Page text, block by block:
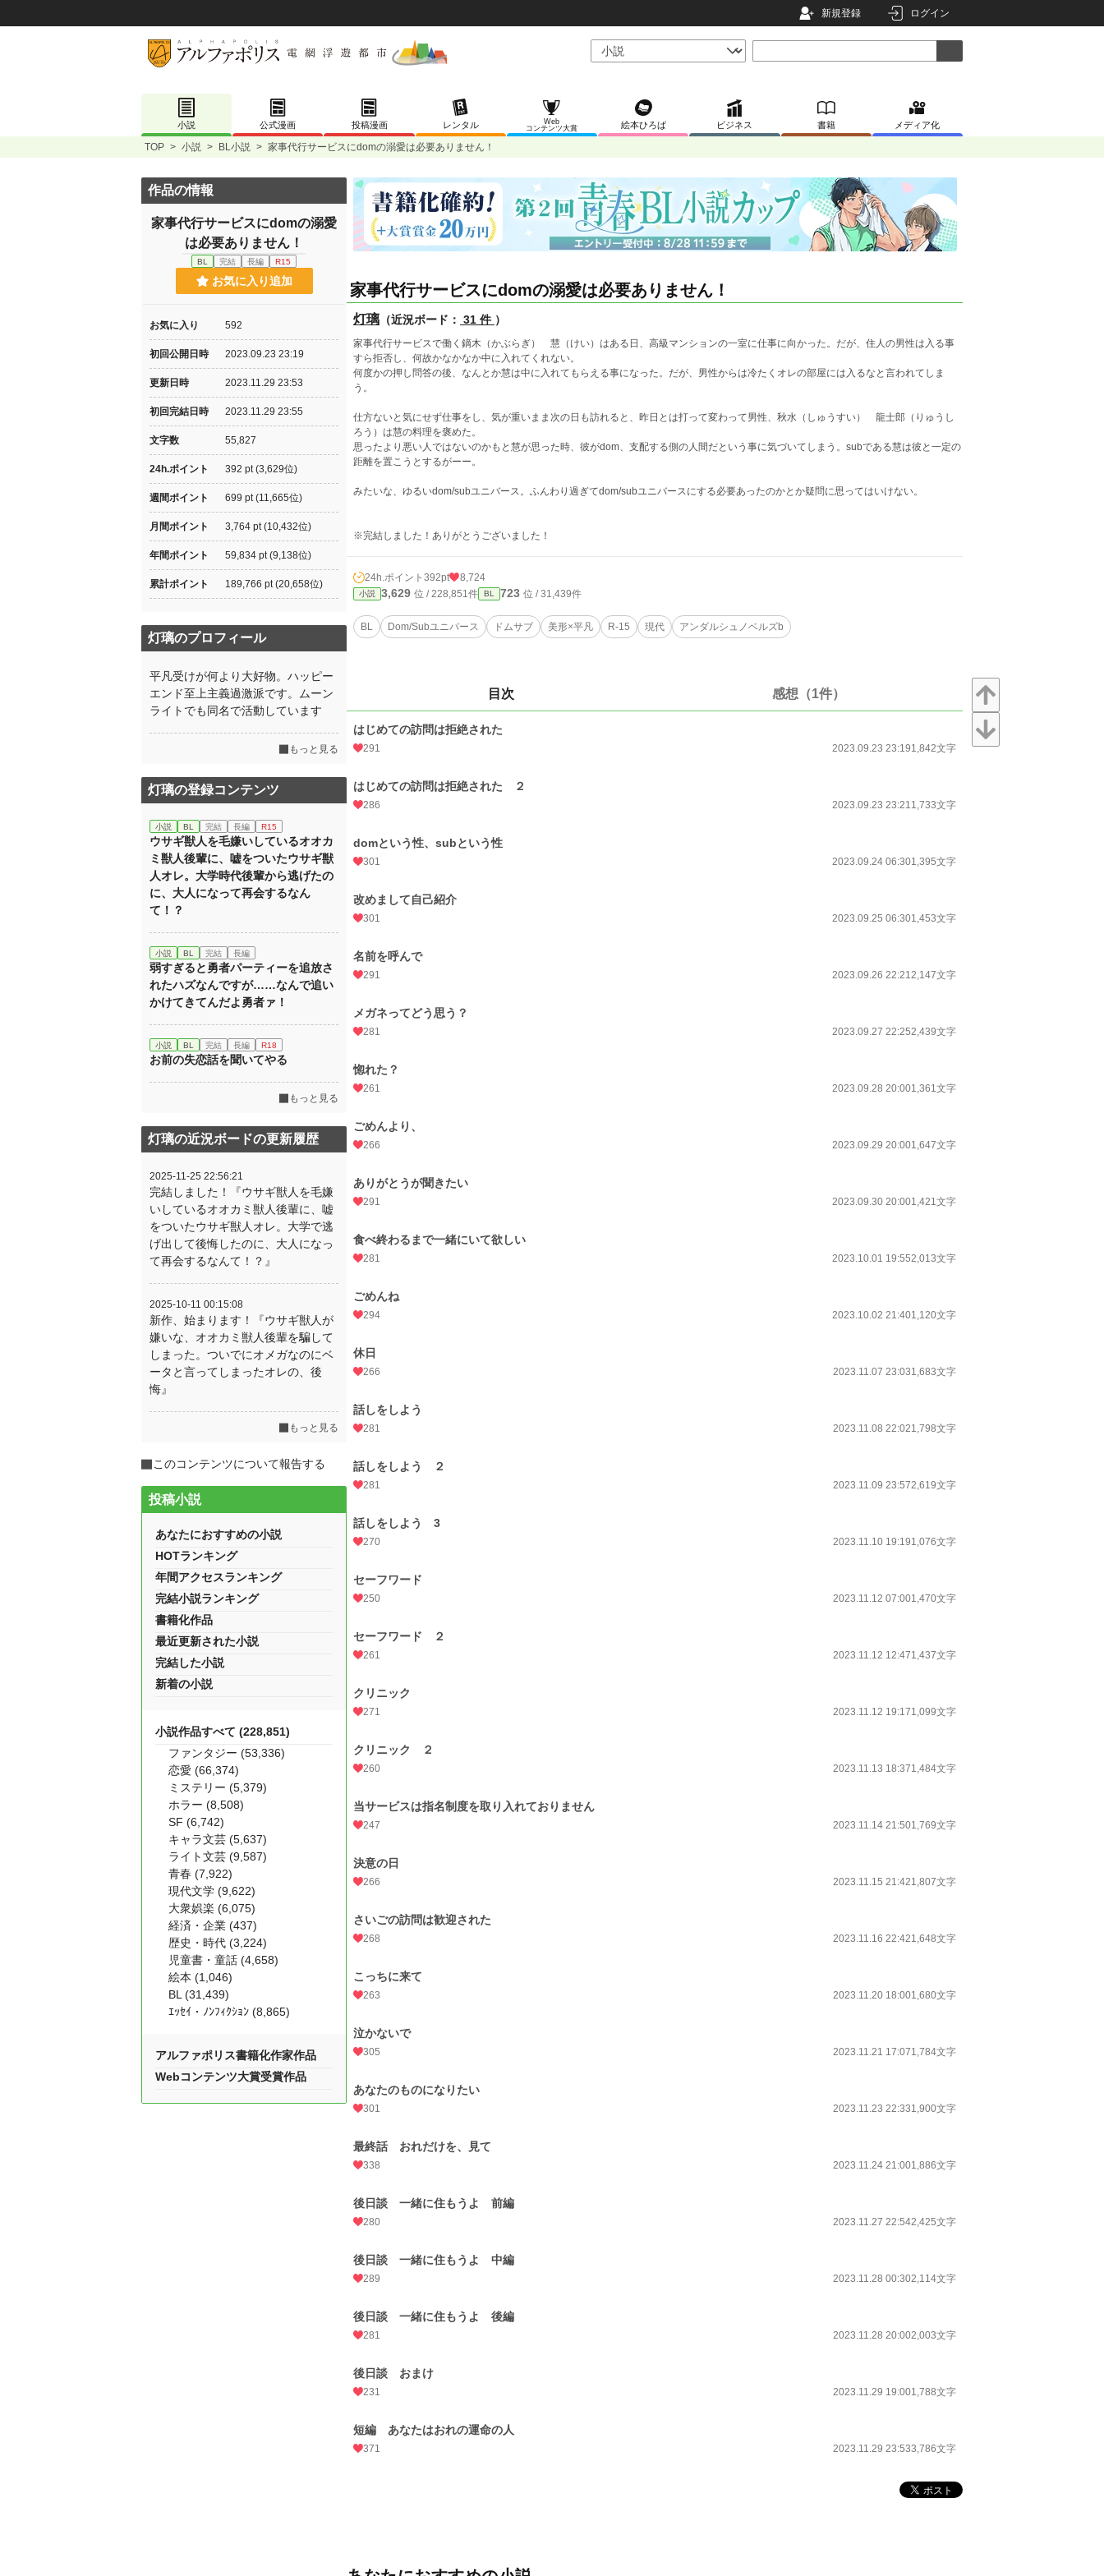
新規登録 ログイン
小説 公式漫画 投稿漫画 レンタル
Web
コンテンツ大賞
絵本ひろば ビジネス 書籍 メディア化
TOP > 小説 > BL小説 > 家事代行サービスにdomの溺愛は必要ありません！
家事代行サービスにdomの溺愛は必要ありません！
灯璃 （近況ボード： 31 件 ）
家事代行サービスで働く鏑木（かぶらぎ） 慧（けい）はある日、高級マンションの一室に仕事に向かった。だが、住人の男性は入る事
すら拒否し、何故かなかなか中に入れてくれない。
何度かの押し問答の後、なんとか慧は中に入れてもらえる事になった。だが、男性からは冷たくオレの部屋には入るなと言われてしま
う。
仕方ないと気にせず仕事をし、気が重いまま次の日も訪れると、昨日とは打って変わって男性、秋水（しゅうすい） 龍士郎（りゅうし
ろう）は慧の料理を褒めた。
思ったより悪い人ではないのかもと慧が思った時、彼がdom、支配する側の人間だという事に気づいてしまう。subである慧は彼と一定の
距離を置こうとするがーー。
みたいな、ゆるいdom/subユニバース。ふんわり過ぎてdom/subユニバースにする必要あったのかとか疑問に思ってはいけない。
※完結しました！ありがとうございました！
24h.ポイント 392pt 8,724
小説 3,629 位 / 228,851件 BL 723 位 / 31,439件
BL Dom/Subユニバース ドムサブ 美形×平凡 R-15 現代 アンダルシュノベルズb
目次 感想（1件）
はじめての訪問は拒絶された
291 2023.09.23 23:191,842文字
はじめての訪問は拒絶された ２
286 2023.09.23 23:211,733文字
domという性、subという性
301 2023.09.24 06:301,395文字
改めまして自己紹介
301 2023.09.25 06:301,453文字
名前を呼んで
291 2023.09.26 22:212,147文字
メガネってどう思う？
281 2023.09.27 22:252,439文字
惚れた？
261 2023.09.28 20:001,361文字
ごめんより、
266 2023.09.29 20:001,647文字
ありがとうが聞きたい
291 2023.09.30 20:001,421文字
食べ終わるまで一緒にいて欲しい
281 2023.10.01 19:552,013文字
ごめんね
294 2023.10.02 21:401,120文字
休日
266 2023.11.07 23:031,683文字
話しをしよう
281 2023.11.08 22:021,798文字
話しをしよう ２
281 2023.11.09 23:572,619文字
話しをしよう 3
270 2023.11.10 19:191,076文字
セーフワード
250 2023.11.12 07:001,470文字
セーフワード ２
261 2023.11.12 12:471,437文字
クリニック
271 2023.11.12 19:171,099文字
クリニック ２
260 2023.11.13 18:371,484文字
当サービスは指名制度を取り入れておりません
247 2023.11.14 21:501,769文字
決意の日
266 2023.11.15 21:421,807文字
さいごの訪問は歓迎された
268 2023.11.16 22:421,648文字
こっちに来て
263 2023.11.20 18:001,680文字
泣かないで
305 2023.11.21 17:071,784文字
あなたのものになりたい
301 2023.11.23 22:331,900文字
最終話 おれだけを、見て
338 2023.11.24 21:001,886文字
後日談 一緒に住もうよ 前編
280 2023.11.27 22:542,425文字
後日談 一緒に住もうよ 中編
289 2023.11.28 00:302,114文字
後日談 一緒に住もうよ 後編
281 2023.11.28 20:002,003文字
後日談 おまけ
231 2023.11.29 19:001,788文字
短編 あなたはおれの運命の人
371 2023.11.29 23:533,786文字
作品の情報
家事代行サービスにdomの溺愛
は必要ありません！
BL 完結 長編 R15
お気に入り追加
お気に入り 592
初回公開日時 2023.09.23 23:19
更新日時 2023.11.29 23:53
初回完結日時 2023.11.29 23:55
文字数 55,827
24h.ポイント 392 pt (3,629位)
週間ポイント 699 pt (11,665位)
月間ポイント 3,764 pt (10,432位)
年間ポイント 59,834 pt (9,138位)
累計ポイント 189,766 pt (20,658位)
灯璃のプロフィール
平凡受けが何より大好物。ハッピー
エンド至上主義過激派です。ムーン
ライトでも同名で活動しています
もっと見る
灯璃の登録コンテンツ
小説 BL 完結 長編 R15
ウサギ獣人を毛嫌いしているオオカ
ミ獣人後輩に、嘘をついたウサギ獣
人オレ。大学時代後輩から逃げたの
に、大人になって再会するなん
て！？
小説 BL 完結 長編
弱すぎると勇者パーティーを追放さ
れたハズなんですが……なんで追い
かけてきてんだよ勇者ァ！
小説 BL 完結 長編 R18
お前の失恋話を聞いてやる
もっと見る
灯璃の近況ボードの更新履歴
2025-11-25 22:56:21
完結しました！『ウサギ獣人を毛嫌
いしているオオカミ獣人後輩に、嘘
をついたウサギ獣人オレ。大学で逃
げ出して後悔したのに、大人になっ
て再会するなんて！？』
2025-10-11 00:15:08
新作、始まります！『ウサギ獣人が
嫌いな、オオカミ獣人後輩を騙して
しまった。ついでにオメガなのにベ
ータと言ってしまったオレの、後
悔』
もっと見る
このコンテンツについて報告する
投稿小説
あなたにおすすめの小説
HOTランキング
年間アクセスランキング
完結小説ランキング
書籍化作品
最近更新された小説
完結した小説
新着の小説
小説作品すべて (228,851)
ファンタジー (53,336)
恋愛 (66,374)
ミステリー (5,379)
ホラー (8,508)
SF (6,742)
キャラ文芸 (5,637)
ライト文芸 (9,587)
青春 (7,922)
現代文学 (9,622)
大衆娯楽 (6,075)
経済・企業 (437)
歴史・時代 (3,224)
児童書・童話 (4,658)
絵本 (1,046)
BL (31,439)
ｴｯｾｲ・ﾉﾝﾌｨｸｼｮﾝ (8,865)
アルファポリス書籍化作家作品
Webコンテンツ大賞受賞作品